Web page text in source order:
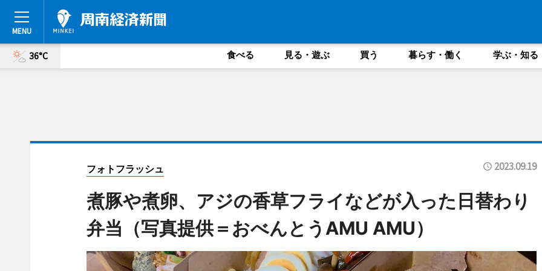
36°C 食べる 見る・遊ぶ 買う 暮らす・働く 学ぶ・知る
フォトフラッシュ 2023.09.19
煮豚や煮卵、アジの香草フライなどが入った日替わり
弁当（写真提供＝おべんとうAMU AMU）